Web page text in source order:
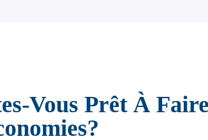
Vous Prêt À